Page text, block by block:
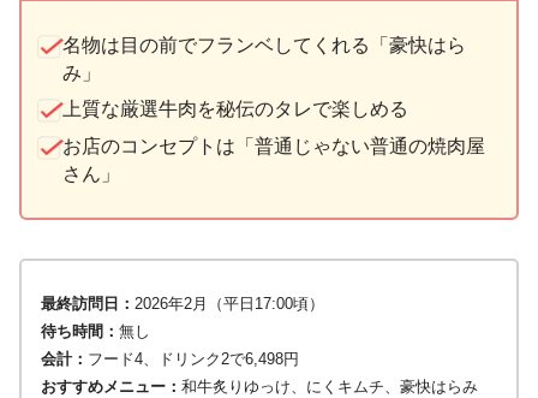
名物は目の前でフランベしてくれる「豪快はら
み」
上質な厳選牛肉を秘伝のタレで楽しめる
お店のコンセプトは「普通じゃない普通の焼肉屋
さん」
最終訪問日： 2026年2月（平日17:00頃）
待ち時間： 無し
会計： フード4、ドリンク2で6,498円
おすすめメニュー： 和牛炙りゆっけ、にくキムチ、豪快はらみ